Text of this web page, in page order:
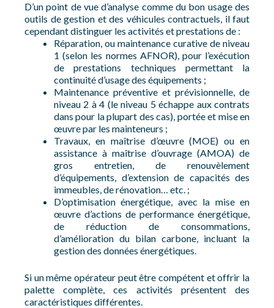
D’un point de vue d’analyse comme du bon usage des
outils de gestion et des véhicules contractuels, il faut
cependant distinguer les activités et prestations de :
Réparation, ou maintenance curative de niveau
1 (selon les normes AFNOR), pour l’exécution
de prestations techniques permettant la
continuité d’usage des équipements ;
Maintenance préventive et prévisionnelle, de
niveau 2 à 4 (le niveau 5 échappe aux contrats
dans pour la plupart des cas), portée et mise en
œuvre par les mainteneurs ;
Travaux, en maîtrise d’œuvre (MOE) ou en
assistance à maîtrise d’ouvrage (AMOA) de
gros entretien, de renouvèlement
d’équipements, d’extension de capacités des
immeubles, de rénovation… etc. ;
D’optimisation énergétique, avec la mise en
œuvre d’actions de performance énergétique,
de réduction de consommations,
d’amélioration du bilan carbone, incluant la
gestion des données énergétiques.
Si un même opérateur peut être compétent et offrir la
palette complète, ces activités présentent des
caractéristiques différentes.